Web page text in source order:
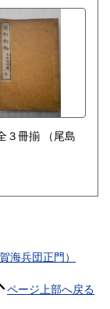
３冊揃
（尾島
兵団正門）
ページ上部へ戻る